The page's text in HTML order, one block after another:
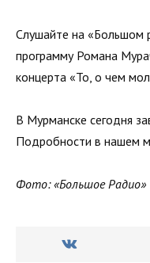
Слушайте на «Большом
программу Романа
концерта «То, о чем
В Мурманске сегодня
Подробности в нашем
Фото: «Большое Радио»